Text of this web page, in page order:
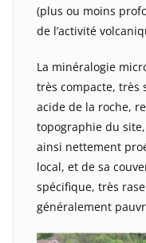
(plus ou moins
de l’activité
La minéralogie
très compacte, très
acide de la roche,
topographie du
ainsi nettement
local, et de sa
spécifique, très
généralement